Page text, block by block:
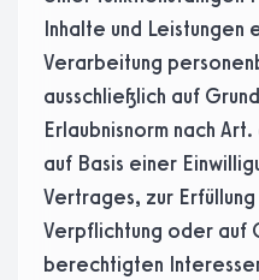
Inhalte und
Verarbeitung
ausschließlich auf
Erlaubnisnorm nach
auf Basis einer
Vertrages, zur
Verpflichtung oder auf
berechtigten